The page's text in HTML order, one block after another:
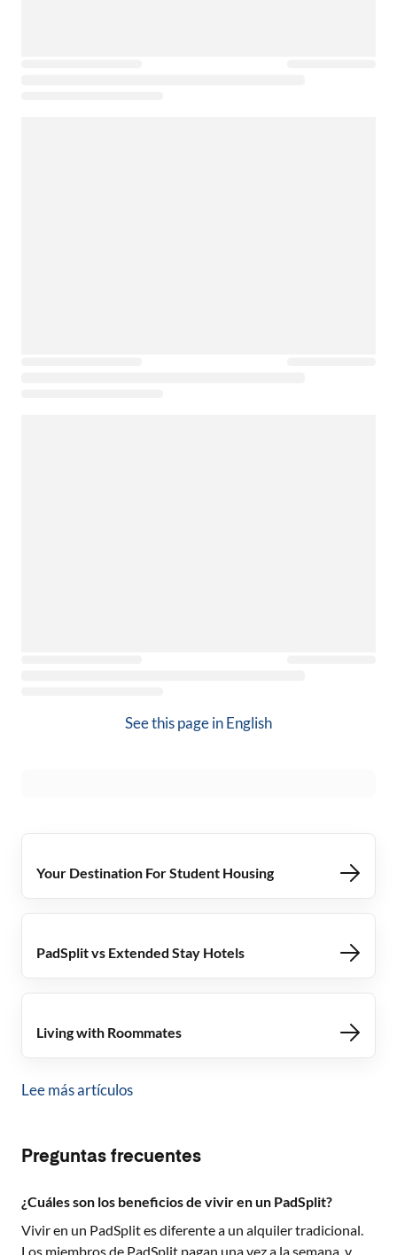
See this page inEnglish
Your Destination For Student Housing
PadSplit vs Extended Stay Hotels
Living with Roommates
Lee más artículos
Preguntas frecuentes
¿Cuáles son los beneficios de vivir en un PadSplit?
Vivir en un PadSplit es diferente a un alquiler tradicional.
Los miembros de PadSplit pagan una vez a la semana, y